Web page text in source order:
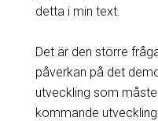
detta i min text.
Det är den större
påverkan på det
utveckling som
kommande